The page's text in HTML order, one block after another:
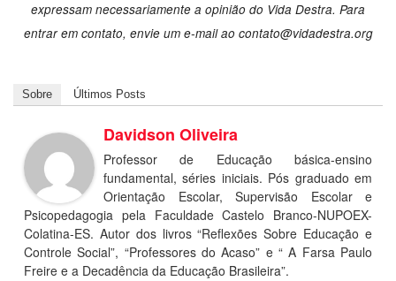
expressam necessariamente a opinião do Vida Destra. Para
entrar em contato, envie um e-mail ao contato@vidadestra.org
Sobre Últimos Posts
Davidson Oliveira
Professor de Educação básica-ensino
fundamental, séries iniciais. Pós graduado em
Orientação Escolar, Supervisão Escolar e
Psicopedagogia pela Faculdade Castelo Branco-NUPOEX-
Colatina-ES. Autor dos livros “Reflexões Sobre Educação e
Controle Social”, “Professores do Acaso” e “ A Farsa Paulo
Freire e a Decadência da Educação Brasileira”.